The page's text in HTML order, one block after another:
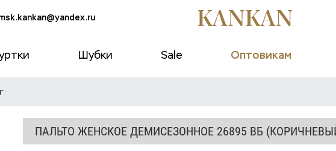
Шубки Sale Оптовикам
ПАЛЬТО ЖЕНСКОЕ ДЕМИСЕЗОННОЕ 26895 ВБ